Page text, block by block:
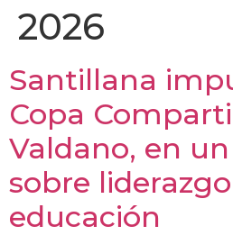
2026
Santillana
Copa
Valdano, en
sobre
educación